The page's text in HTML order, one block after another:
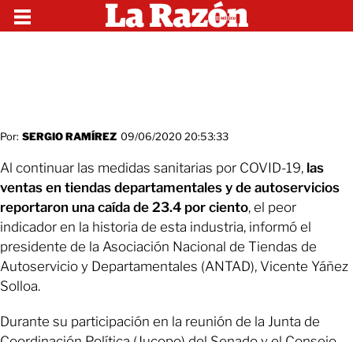
Por: SERGIO RAMÍREZ 09/06/2020 20:53:33
Al continuar las medidas sanitarias por COVID-19, las
ventas en tiendas departamentales y de autoservicios
reportaron una caída de 23.4 por ciento, el peor
indicador en la historia de esta industria, informó el
presidente de la Asociación Nacional de Tiendas de
Autoservicio y Departamentales (ANTAD), Vicente Yáñez
Solloa.
Durante su participación en la reunión de la Junta de